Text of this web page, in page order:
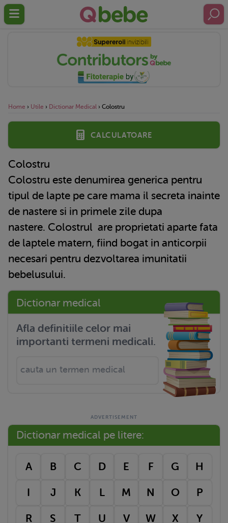
Home › Utile › Dictionar Medical › Colostru
Calculatoare
Colostru
Colostru este denumirea generica pentru
tipul de lapte pe care mama il secreta inainte
de nastere si in primele zile dupa
nastere. Colostrul are proprietati aparte fata
de laptele matern, fiind bogat in anticorpii
necesari pentru dezvoltarea imunitatii
bebelusului.
Dictionar medical
Afla definitiile celor mai
importanti termeni medicali.
Dictionar medical pe litere:
A B C D E F G H
I J K L M N O P
R S T U V W X Y